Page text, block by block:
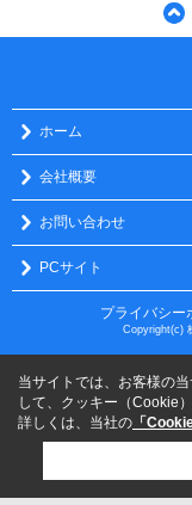
ホーム
会社概要
お問い合わせ
PCサイト
プライバシー
Copyright(c)
当サイトでは、お客様の
して、クッキー（Cookie
詳しくは、当社の 「